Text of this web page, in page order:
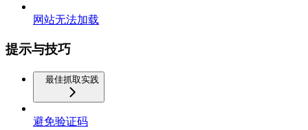
网站无法加载
提示与技巧
最佳抓取实践
避免验证码